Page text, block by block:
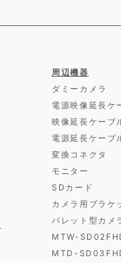
周辺機器
ダミーカメラ
電源映像延長ケ
映像延長ケーブ
電源延長ケーブ
変換コネクタ
モニター
SDカード
カメラ用ブラケ
バレット型カメ
MTW-
MTD-